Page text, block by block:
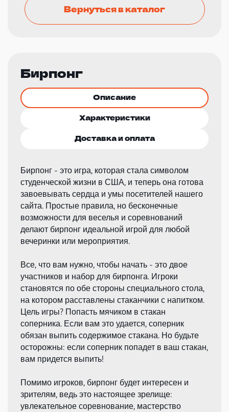
Вернуться в каталог
Бирпонг
Описание
Характеристики
Доставка и оплата
Бирпонг - это игра, которая стала символом
студенческой жизни в США, и теперь она готова
завоевывать сердца и умы посетителей нашего
сайта. Простые правила, но бесконечные
возможности для веселья и соревнований
делают бирпонг идеальной игрой для любой
вечеринки или мероприятия.
Все, что вам нужно, чтобы начать - это двое
участников и набор для бирпонга. Игроки
становятся по обе стороны специального стола,
на котором расставлены стаканчики с напитком.
Цель игры? Попасть мячиком в стакан
соперника. Если вам это удается, соперник
обязан выпить содержимое стакана. Но будьте
осторожны: если соперник попадет в ваш стакан,
вам придется выпить!
Помимо игроков, бирпонг будет интересен и
зрителям, ведь это настоящее зрелище:
увлекательное соревнование, мастерство